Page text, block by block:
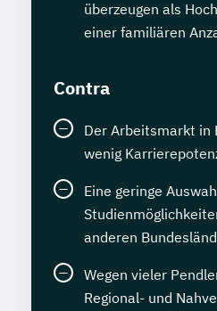
überzeugen als
einer familiären
Contra
Der Arbeitsmarkt in
wenig
Eine geringe
anderen
Wegen vieler
Regional- und